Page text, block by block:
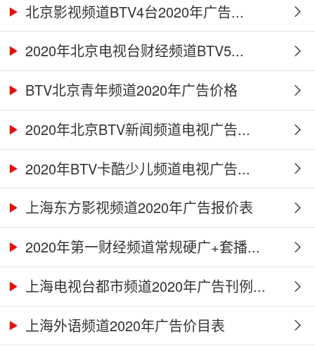
北京影视频道BTV4台2020年广告...
2020年北京电视台财经频道BTV5...
BTV北京青年频道2020年广告价格
2020年北京BTV新闻频道电视广告...
2020年BTV卡酷少儿频道电视广告...
上海东方影视频道2020年广告报价表
2020年第一财经频道常规硬广+套播...
上海电视台都市频道2020年广告刊例...
上海外语频道2020年广告价目表